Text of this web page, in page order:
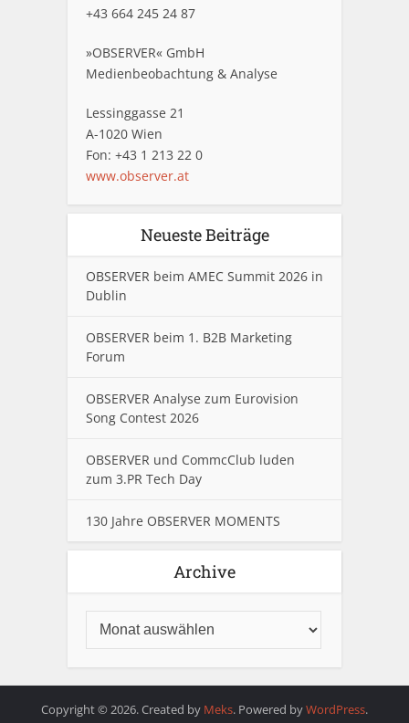
+43 664 245 24 87
»OBSERVER« GmbH
Medienbeobachtung & Analyse
Lessinggasse 21
A-1020 Wien
Fon: +43 1 213 22 0
www.observer.at
Neueste Beiträge
OBSERVER beim AMEC Summit 2026 in
Dublin
OBSERVER beim 1. B2B Marketing
Forum
OBSERVER Analyse zum Eurovision
Song Contest 2026
OBSERVER und CommcClub luden
zum 3.PR Tech Day
130 Jahre OBSERVER MOMENTS
Archive
Copyright © 2026. Created by Meks. Powered byWordPress.